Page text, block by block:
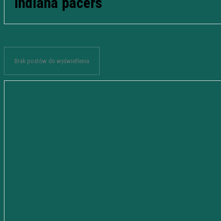
Brak postów do wyświetlenia